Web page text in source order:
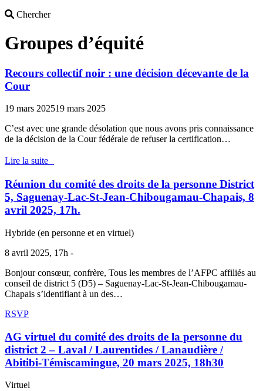
ChercherSearch
Groupes d’équité
Recours collectif noir : une décision décevante de la
Cour
19 mars 202519 mars 2025
C’est avec une grande désolation que nous avons pris connaissance
de la décision de la Cour fédérale de refuser la certification…
Lire la suite
Réunion du comité des droits de la personne District
5, Saguenay-Lac-St-Jean-Chibougamau-Chapais, 8
avril 2025, 17h.
Hybride (en personne et en virtuel)
8 avril 2025, 17h -
Bonjour consœur, confrère, Tous les membres de l’AFPC affiliés au
conseil de district 5 (D5) – Saguenay-Lac-St-Jean-Chibougamau-
Chapais s’identifiant à un des…
RSVP
AG virtuel du comité des droits de la personne du
district 2 – Laval / Laurentides / Lanaudière /
Abitibi-Témiscamingue, 20 mars 2025, 18h30
Virtuel